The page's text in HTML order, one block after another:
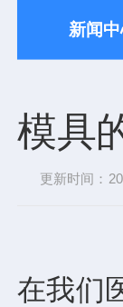
新闻
模具
更新时间：
在我们